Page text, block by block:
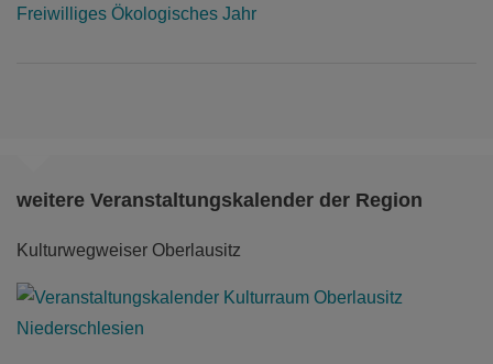
Freiwilliges Ökologisches Jahr
weitere Veranstaltungskalender der Region
Kulturwegweiser Oberlausitz